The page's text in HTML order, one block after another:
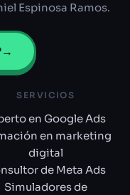
Espinosa Ramos.
→
SERVICIOS
en Google Ads
en marketing
digital
de Meta Ads
Simuladores de